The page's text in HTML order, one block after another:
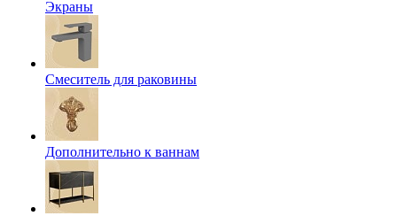
Экраны
Смеситель для раковины
Дополнительно к ваннам